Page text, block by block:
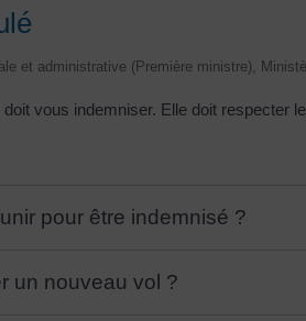
et administrative (Première ministre),
vous indemniser. Elle doit respecter
pour être indemnisé ?
un nouveau vol ?